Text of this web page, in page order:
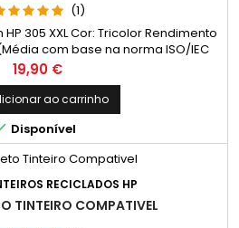
(1)
305 XXL Cor: Tricolor Rendimento
com base na norma ISO/IEC
O rendimento real varia
base no conteúdo das páginas
e noutros factores.)
Preço
19,90 €
ao carrinho
Disponível
RECICLADOS HP
TINTEIRO COMPATIVEL